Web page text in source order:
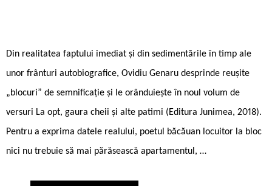
Din realitatea faptului imediat și din sedimentările în timp ale
unor frânturi autobiografice, Ovidiu Genaru desprinde reușite
„blocuri” de semnificație și le orânduiește în noul volum de
versuri La opt, gaura cheii și alte patimi (Editura Junimea, 2018).
Pentru a exprima datele realului, poetul băcăuan locuitor la bloc
nici nu trebuie să mai părăsească apartamentul, …